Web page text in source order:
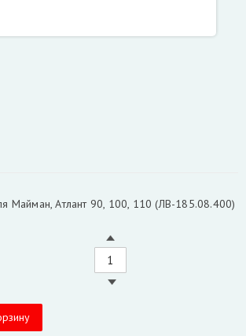
Майман, Атлант 90, 100, 110 (ЛВ-185.08.400)